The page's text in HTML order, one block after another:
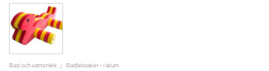
Bad och vattenlek / Badleksaker - i skum